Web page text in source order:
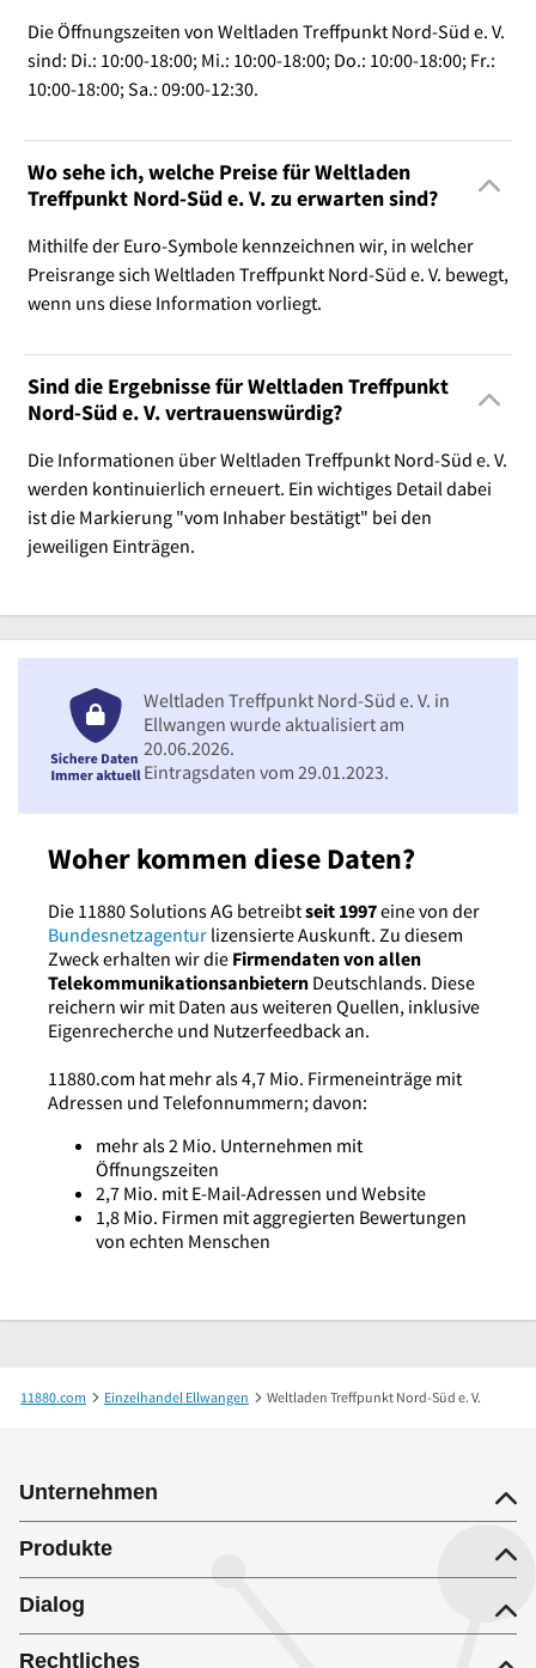
Die Öffnungszeiten von Weltladen Treffpunkt Nord-Süd e. V.
sind: Di.: 10:00-18:00; Mi.: 10:00-18:00; Do.: 10:00-18:00; Fr.:
10:00-18:00; Sa.: 09:00-12:30.
Wo sehe ich, welche Preise für Weltladen
Treffpunkt Nord-Süd e. V. zu erwarten sind?
Mithilfe der Euro-Symbole kennzeichnen wir, in welcher
Preisrange sich Weltladen Treffpunkt Nord-Süd e. V. bewegt,
wenn uns diese Information vorliegt.
Sind die Ergebnisse für Weltladen Treffpunkt
Nord-Süd e. V. vertrauenswürdig?
Die Informationen über Weltladen Treffpunkt Nord-Süd e. V.
werden kontinuierlich erneuert. Ein wichtiges Detail dabei
ist die Markierung "vom Inhaber bestätigt" bei den
jeweiligen Einträgen.
Woher kommen diese Daten?
Die 11880 Solutions AG betreibtseit 1997eine von der
Bundesnetzagentur lizensierte Auskunft. Zu diesem
Zweck erhalten wir die Firmendaten von allen
Telekommunikationsanbietern Deutschlands. Diese
reichern wir mit Daten aus weiteren Quellen, inklusive
Eigenrecherche und Nutzerfeedback an.
11880.com hat mehr als 4,7 Mio. Firmeneinträge mit
Adressen und Telefonnummern; davon:
mehr als 2 Mio. Unternehmen mit
Öffnungszeiten
2,7 Mio. mit E-Mail-Adressen und Website
1,8 Mio. Firmen mit aggregierten Bewertungen
von echten Menschen
Weltladen Treffpunkt Nord-Süd e. V. in
Ellwangen wurde aktualisiert am
20.06.2026.
Eintragsdaten vom 29.01.2023.
11880.com Einzelhandel Ellwangen Weltladen Treffpunkt Nord-Süd e. V.
Unternehmen
Produkte
Dialog
Rechtliches